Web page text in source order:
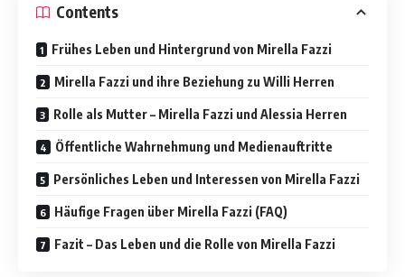
Contents
Frühes Leben und Hintergrund von Mirella Fazzi
Mirella Fazzi und ihre Beziehung zu Willi Herren
Rolle als Mutter – Mirella Fazzi und Alessia Herren
Öffentliche Wahrnehmung und Medienauftritte
Persönliches Leben und Interessen von Mirella Fazzi
Häufige Fragen über Mirella Fazzi (FAQ)
Fazit – Das Leben und die Rolle von Mirella Fazzi